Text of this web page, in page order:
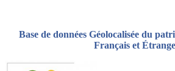
Base de données Géolocalisée du
Français et